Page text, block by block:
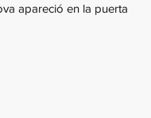
apareció en la puerta